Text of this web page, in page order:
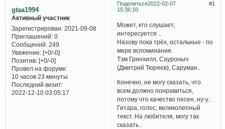
Поделиться 1
2022-02-07
15:36:10
gtaa1994
Активный участник
Зарегистрирован: 2021-09-08
Приглашений:0
Сообщений:249
Уважение: [+0/-0]
Позитив: [+0/-0]
Провел на форуме:
10 часов 23 минуты
Последний визит:
2022-12-10 03:05:17
Может, кто слушает,
интересуется ..
Назову пока трёх, остальные - по
мере вспоминания.
Тэм Гринхилл, Сауроныч
(Дмитрий Тюряев), Саруман..
Конечно, не могу сказать, что
всем должно понравиться,
потому что качество песен..ну-у..
Гитара, голос, великолепный
текст. На любителя, могу так
сказать..